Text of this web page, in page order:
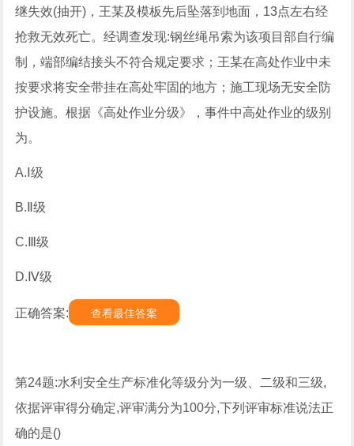
继失效(抽开)，王某及模板先后坠落到地面，13点左右经
抢救无效死亡。经调查发现:钢丝绳吊索为该项目部自行编
制，端部编结接头不符合规定要求；王某在高处作业中未
按要求将安全带挂在高处牢固的地方；施工现场无安全防
护设施。根据《高处作业分级》，事件中高处作业的级别
为。
A.Ⅰ级
B.Ⅱ级
C.Ⅲ级
D.Ⅳ级
正确答案: 查看最佳答案
第24题:水利安全生产标准化等级分为一级、二级和三级,
依据评审得分确定,评审满分为100分,下列评审标准说法正
确的是()